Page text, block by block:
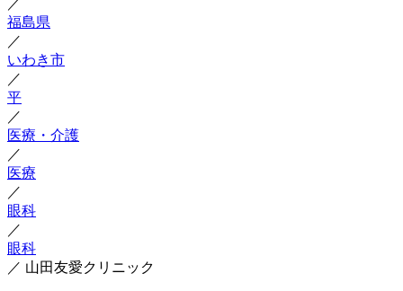
／
福島県
／
いわき市
／
平
／
医療・介護
／
医療
／
眼科
／
眼科
／ 山田友愛クリニック